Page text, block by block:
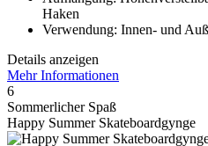
Haken
Verwendung: Innen- und
Details anzeigen
Mehr Informationen
6
Sommerlicher Spaß
Happy Summer Skateboardgynge